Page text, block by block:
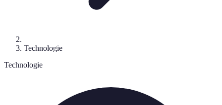
Technologie
Technologie